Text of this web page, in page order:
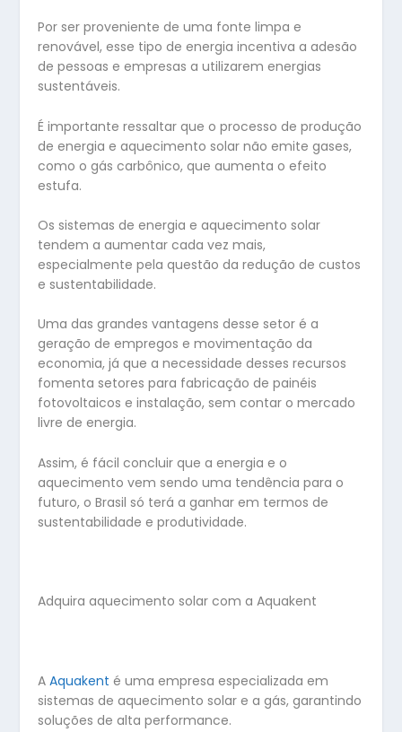
Por ser proveniente de uma fonte limpa e
renovável, esse tipo de energia incentiva a adesão
de pessoas e empresas a utilizarem energias
sustentáveis.
É importante ressaltar que o processo de produção
de energia e aquecimento solar não emite gases,
como o gás carbônico, que aumenta o efeito
estufa.
Os sistemas de energia e aquecimento solar
tendem a aumentar cada vez mais,
especialmente pela questão da redução de custos
e sustentabilidade.
Uma das grandes vantagens desse setor é a
geração de empregos e movimentação da
economia, já que a necessidade desses recursos
fomenta setores para fabricação de painéis
fotovoltaicos e instalação, sem contar o mercado
livre de energia.
Assim, é fácil concluir que a energia e o
aquecimento vem sendo uma tendência para o
futuro, o Brasil só terá a ganhar em termos de
sustentabilidade e produtividade.
Adquira aquecimento solar com a Aquakent
AAquakent é uma empresa especializada em
sistemas de aquecimento solar e a gás, garantindo
soluções de alta performance.